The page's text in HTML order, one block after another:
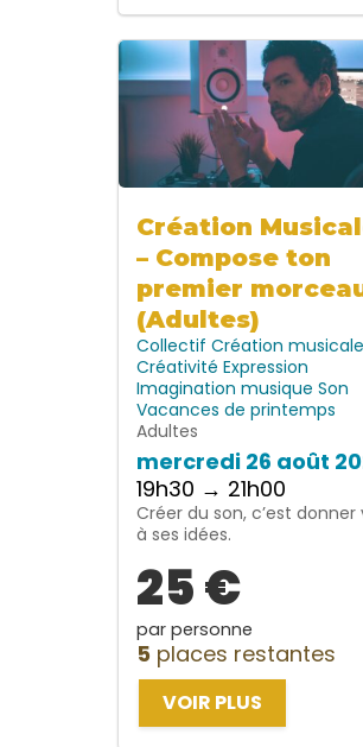
Création
– Compose ton
premier
(Adultes)
Collectif Création musicale
Créativité Expression
Imagination musique Son
Vacances de printemps
Adultes
mercredi 26 août
19h30 → 21h00
Créer du son, c’est donner
à ses idées.
25 €
par personne
5 places restantes
VOIR PLUS